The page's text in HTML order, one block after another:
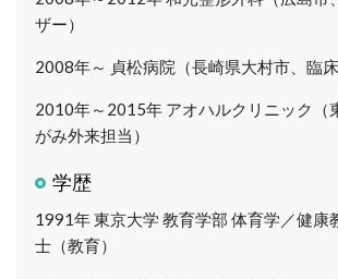
ザー）
2008年～ 貞松病院（長崎県大村市、臨
2010年～2015年 アオハルクリニック（
がみ外来担当）
学歴
1991年東京大学 教育学部 体育学／健
士（教育）